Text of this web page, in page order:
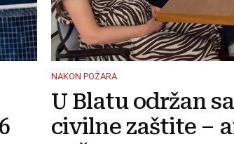
NAKON POŽARA
U Blatu održan
civilne zaštite –